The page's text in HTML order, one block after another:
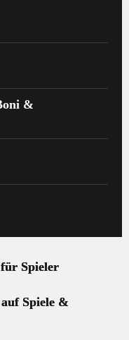
&
Spieler
Spiele &